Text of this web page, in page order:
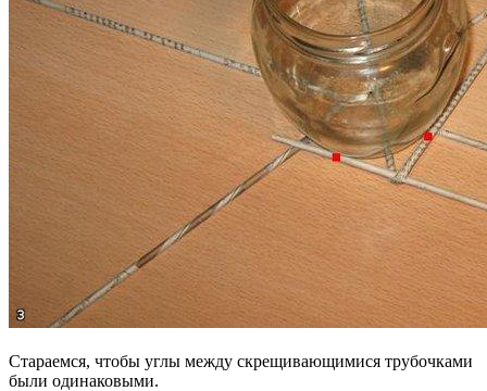
Стараемся, чтобы углы между скрещивающимися трубочками
были одинаковыми.